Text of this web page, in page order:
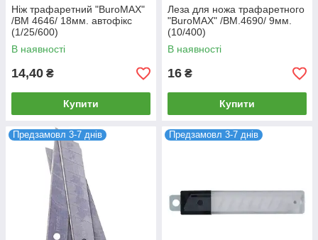
Ніж трафаретний "BuroMAX"
/BM 4646/ 18мм. автофікс
(1/25/600)
В наявності
14,40 ₴
Купити
Леза для ножа трафаретного
"BuroMAX" /BM.4690/ 9мм.
(10/400)
В наявності
16 ₴
Купити
Предзамовл 3-7 днів Предзамовл 3-7 днів